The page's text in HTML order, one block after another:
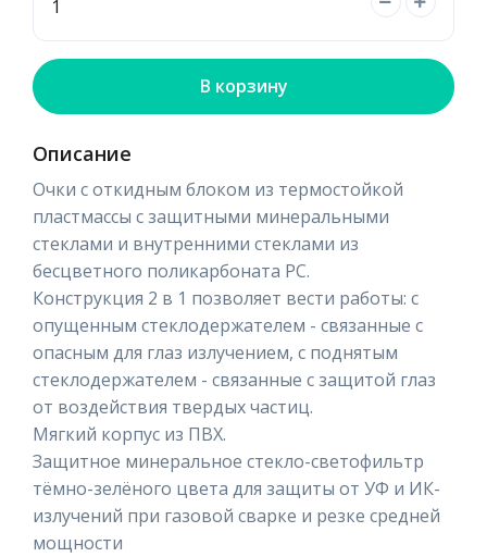
В корзину
Описание
Очки с откидным блоком из термостойкой
пластмассы с защитными минеральными
стеклами и внутренними стеклами из
бесцветного поликарбоната РС.
Конструкция 2 в 1 позволяет вести работы: с
опущенным стеклодержателем - связанные с
опасным для глаз излучением, с поднятым
стеклодержателем - связанные с защитой глаз
от воздействия твердых частиц.
Мягкий корпус из ПВХ.
Защитное минеральное стекло-светофильтр
тёмно-зелёного цвета для защиты от УФ и ИК-
излучений при газовой сварке и резке средней
мощности